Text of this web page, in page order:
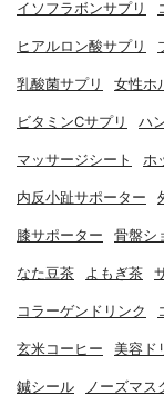
イソフラボンサプリ
ヒアルロン酸サプリ
乳酸菌サプリ 女性ホ
ビタミンCサプリ ハ
マッサージシート ホ
内反小趾サポーター
膝サポーター 骨盤シ
なた豆茶 よもぎ茶
コラーゲンドリンク
玄米コーヒー 美容ド
鍼シール ノーズマス